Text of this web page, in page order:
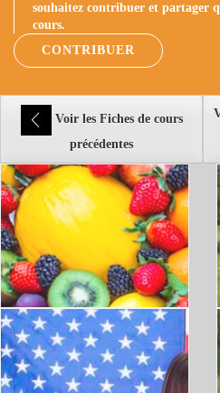
souhaitez contribuer et partager
cours.
CONTRIBUER
précédentes